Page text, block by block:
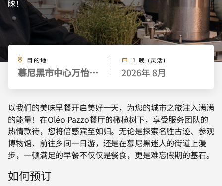
睐！
目的地
慕尼黑市中心万怡酒店
1 晚 (灵活)
2026年 8月
以我们的美味早餐开启美好一天，为您的城市之旅注入满满
的能量！在Oléo Pazzo餐厅的橄榄树下，享受服务团队的
热情款待，您将倍感宾至如归。无论是探索名胜古迹、参观
博物馆、前往乡间一日游，还是在慕尼黑迷人的街道上漫
步，一顿满足的早餐不仅仅是餐食，更是难忘假期的基石。
如何预订